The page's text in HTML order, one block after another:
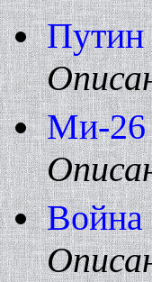
Путин
Ми-26
Война